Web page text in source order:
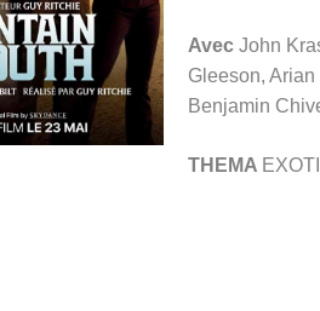
Avec John
Gleeson,
Benjamin
THEMA